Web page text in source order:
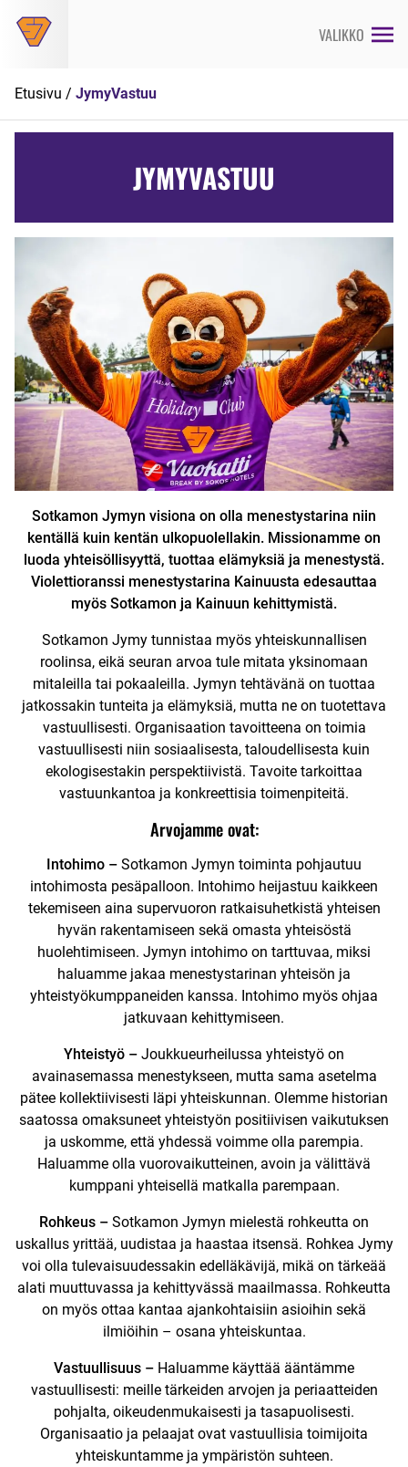
suoraan
VALIKKO
Etusivu / JymyVastuu
JYMYVASTUU
Sotkamon Jymyn visiona on olla menestystarina niin
kentällä kuin kentän ulkopuolellakin. Missionamme on
luoda yhteisö llisyyttä, tuottaa elämyksiä ja menestystä.
Violettioranssi menestystarina Kainuusta edesauttaa
myös Sotkamon ja Kainuun kehittymistä.
Sotkamon Jymy tunnistaa myös yhteiskunnallisen
roolinsa, eikä seuran arvoa tule mitata yksinomaan
mitaleilla tai pokaaleilla. Jymyn tehtävänä on tuottaa
jatkossakin tunteita ja elämyksiä, mutta ne on tuotettava
vastuullisesti. Organisaation tavoitteena on toimia
vastuullisesti niin sosiaalisesta, taloudellisesta kuin
ekologisestakin perspektiivistä. Tavoite tarkoittaa
vastuunkantoa ja konkreettisia toimenpiteitä.
Arvojamme ovat:
Intohimo – Sotkamon Jymyn toiminta pohjautuu
intohimosta pesäpalloon. Intohimo heijastuu kaikkeen
tekemiseen aina supervuoron ratkaisuhetkistä yhteisen
hyvän rakentamiseen sekä omasta yhteisöstä
huolehtimiseen. Jymyn intohimo on tarttuvaa, miksi
haluamme jakaa menestystarinan yhteisön ja
yhteistyökumppaneiden kanssa. Intohimo myös ohjaa
jatkuvaan kehittymiseen.
Yhteistyö – Joukkueurheilussa yhteistyö on
avainasemassa menestykseen, mutta sama asetelma
pätee kollektiivisesti läpi yhteiskunnan. Olemme historian
saatossa omaksuneet yhteistyön positiivisen vaikutuksen
ja uskomme, että yhdessä voimme olla parempia.
Haluamme olla vuorovaikutteinen, avoin ja välittävä
kumppani yhteisellä matkalla parempaan.
Rohkeus – Sotkamon Jymyn mielestä rohkeutta on
uskallus yrittää, uudistaa ja haastaa itsensä. Rohkea Jymy
voi olla tulevaisuudessakin edelläkävijä, mikä on tärkeää
alati muuttuvassa ja kehittyvässä maailmassa. Rohkeutta
on myös ottaa kantaa ajankohtaisiin asioihin sekä
ilmiöihin – osana yhteiskuntaa.
Vastuullisuus – Haluamme käyttää ääntämme
vastuullisesti: meille tärkeiden arvojen ja periaatteiden
pohjalta, oikeudenmukaisesti ja tasapuolisesti.
Organisaatio ja pelaajat ovat vastuullisia toimijoita
yhteiskuntamme ja ympäristön suhteen.